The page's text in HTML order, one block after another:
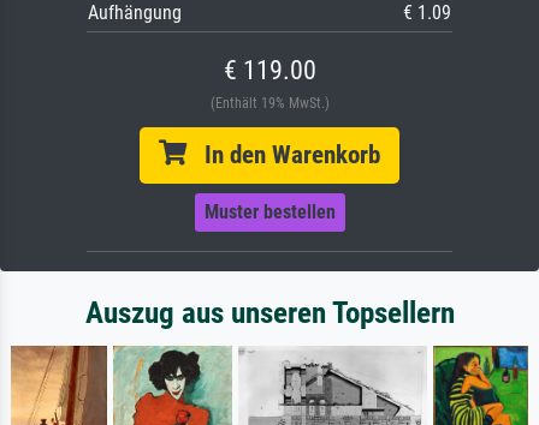
Aufhängung
€ 1.09
€ 119.00
(Enthält 19% MwSt.)
In den Warenkorb
Muster bestellen
Auszug aus unseren Topsellern